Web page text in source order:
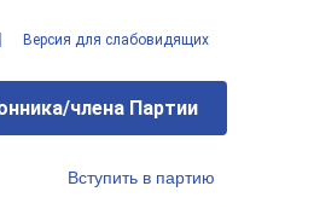
Версия для слабовидящих
члена Партии
Вступить в партию